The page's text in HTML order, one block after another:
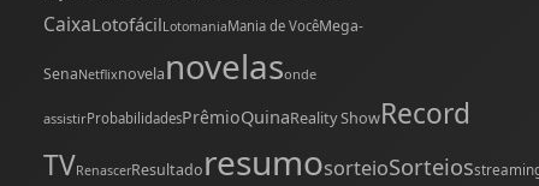
CaixaLotofácilLotomaniaMania de VocêMega-
SenaNetflixnovelanovelasonde
assistirProbabilidadesPrêmioQuinaReality ShowRecord
TVRenascerResultadoresumosorteioSorteios